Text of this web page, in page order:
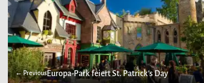
← PreviousEuropa-Park feiert St. Patrick’s Day